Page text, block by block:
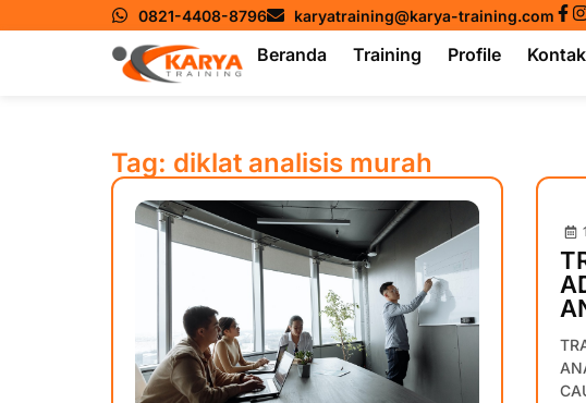
0821-4408-8796 karyatraining@karya-training.com
Beranda Training Profile Kontak
Tag: diklat analisis murah